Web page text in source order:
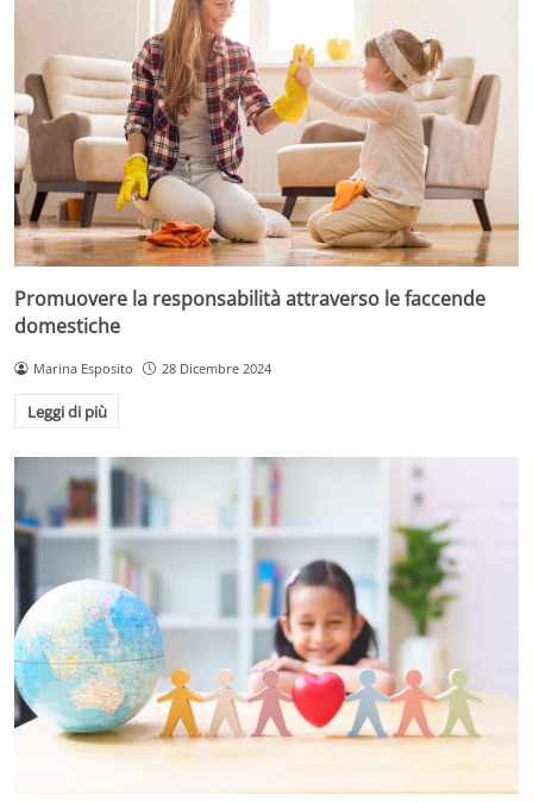
Promuovere la responsabilità attraverso le faccende
domestiche
Marina Esposito 28 Dicembre 2024
Leggi di più